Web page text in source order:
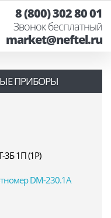
8 (800) 302 80 01
Звонок бесплатный
market@neftel.ru
ПРИБОРЫ
1П (1Р)
DM-230.1A